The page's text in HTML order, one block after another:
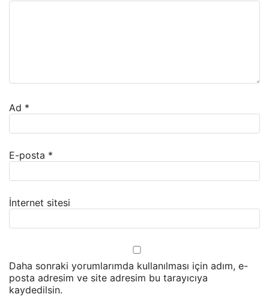
Ad *
E-posta *
İnternet sitesi
Daha sonraki yorumlarımda kullanılması için adım, e-
posta adresim ve site adresim bu tarayıcıya
kaydedilsin.